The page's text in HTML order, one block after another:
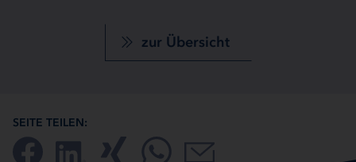
zur Übersicht
SEITE TEILEN: